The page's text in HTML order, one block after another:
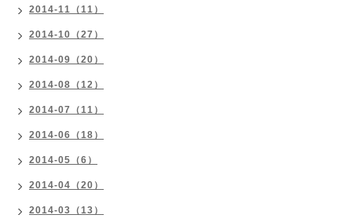
2014-11（11）
2014-10（27）
2014-09（20）
2014-08（12）
2014-07（11）
2014-06（18）
2014-05（6）
2014-04（20）
2014-03（13）